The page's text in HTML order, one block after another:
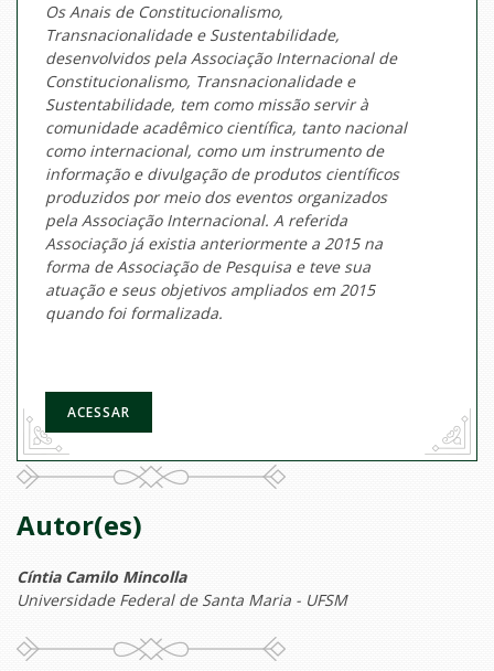
Os Anais de Constitucionalismo,
Transnacionalidade e Sustentabilidade,
desenvolvidos pela Associação Internacional de
Constitucionalismo, Transnacionalidade e
Sustentabilidade, tem como missão servir à
comunidade acadêmico científica, tanto nacional
como internacional, como um instrumento de
informação e divulgação de produtos científicos
produzidos por meio dos eventos organizados
pela Associação Internacional. A referida
Associação já existia anteriormente a 2015 na
forma de Associação de Pesquisa e teve sua
atuação e seus objetivos ampliados em 2015
quando foi formalizada.
ACESSAR
Autor(es)
Cíntia Camilo Mincolla
Universidade Federal de Santa Maria - UFSM